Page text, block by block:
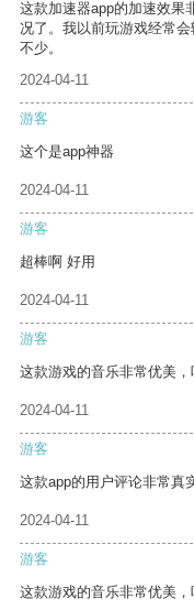
这款加速器app的加速效果
况了。我以前玩游戏经常
不少。
2024-04-11
游客
这个是app神器
2024-04-11
游客
超棒啊 好用
2024-04-11
游客
这款游戏的音乐非常优美，
2024-04-11
游客
这款app的用户评论非常真
2024-04-11
游客
这款游戏的音乐非常优美，